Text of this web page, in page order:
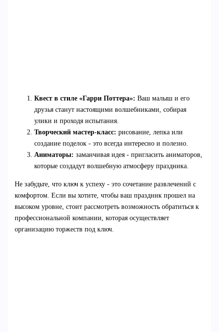
Квест в стиле «Гарри Поттера»: Ваш малыш и его
друзья станут настоящими волшебниками, собирая
улики и проходя испытания.
Творческий мастер-класс: рисование, лепка или
создание поделок - это всегда интересно и полезно.
Аниматоры: заманчивая идея - пригласить аниматоров,
которые создадут волшебную атмосферу праздника.
Не забудьте, что ключ к успеху - это сочетание развлечений с
комфортом. Если вы хотите, чтобы ваш праздник прошел на
высоком уровне, стоит рассмотреть возможность обратиться к
профессиональной компании, которая осуществляет
организацию торжеств под ключ.